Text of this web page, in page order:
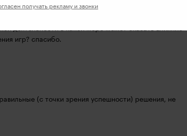
деятельности в какой мере может оказать влияние
игр? спасибо.
(с точки зрения успешности) решения, не
получать рекламу и звонки